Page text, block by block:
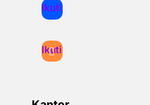
Ikuti
Ikuti